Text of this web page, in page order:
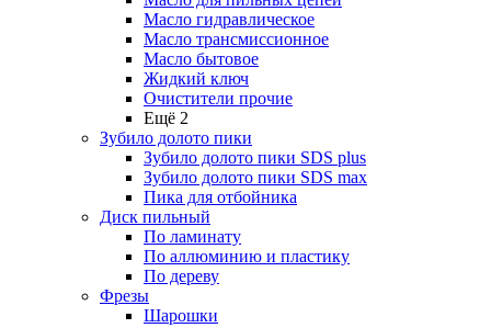
Масло гидравлическое
Масло трансмиссионное
Масло бытовое
Жидкий ключ
Очистители прочие
Ещё 2
Зубило долото пики
Зубило долото пики SDS plus
Зубило долото пики SDS max
Пика для отбойника
Диск пильный
По ламинату
По аллюминию и пластику
По дереву
Фрезы
Шарошки